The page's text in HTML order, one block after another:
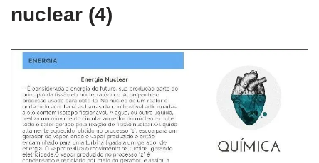
nuclear (4)